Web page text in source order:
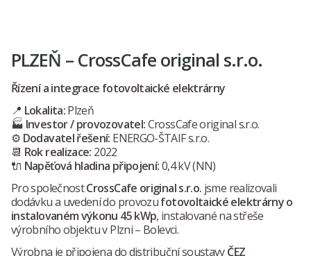
PLZEŇ – CrossCafe original s.r.o.
Řízení a integrace fotovoltaické elektrárny
📍 Lokalita:Plzeň
🏭 Investor / provozovatel:CrossCafe original s.r.o.
⚙️ Dodavatel řešení: ENERGO-ŠTAIF s.r.o.
📆 Rok realizace: 2022
🔌 Napěťová hladina připojení:0,4 kV (NN)
Pro společnostCrossCafe original s.r.o. jsme realizovali
dodávku a uvedení do provozufotovoltaické elektrárny o
instalovaném výkonu 45 kWp, instalované na střeše
výrobního objektu v Plzni – Bolevci.
Výrobna je připojena do distribuční soustavyČEZ